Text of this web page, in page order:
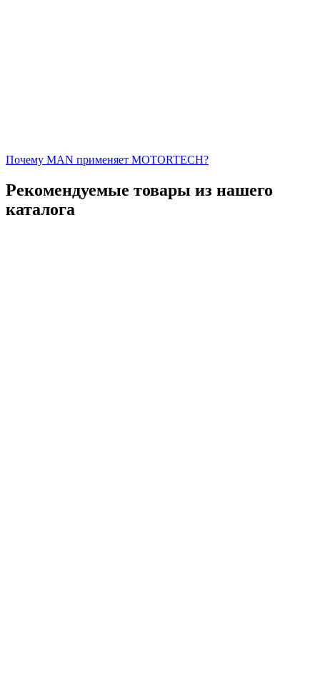
Почему MAN применяет MOTORTECH?
Рекомендуемые товары из нашего
каталога